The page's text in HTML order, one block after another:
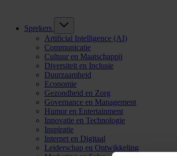
Sprekers
Artificial Intelligence (AI)
Communicatie
Cultuur en Maatschappij
Diversiteit en Inclusie
Duurzaamheid
Economie
Gezondheid en Zorg
Governance en Management
Humor en Entertainment
Innovatie en Technologie
Inspiratie
Internet en Digitaal
Leiderschap en Ontwikkeling